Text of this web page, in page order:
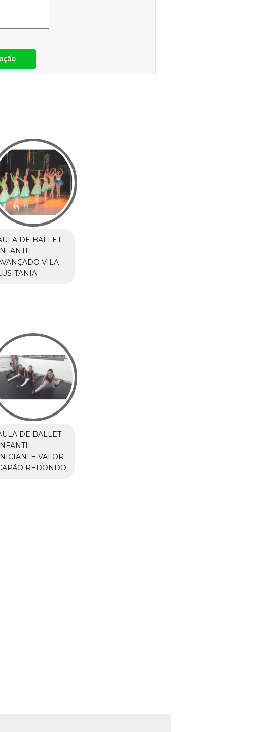
DE BALLET
VILA
DE BALLET
VALOR
REDONDO